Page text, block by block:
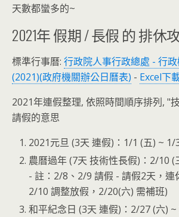
天數都蠻多的~
2021年 假期 / 長假 的 排休
標準行事曆: 行政院人事行政總處 - 行
(2021)(政府機關辦公日曆表) - Excel下
2021年連假整理, 依照時間順序排列, "
請假的意思
2021元旦 (3天 連假)：1/1 (五) ~ 1/
農曆過年 (7天 技術性長假)：2/10 (
- 註：2/8、2/9 請假 - 請假2天，連
2/10 調整放假，2/20(六) 需補班)
和平紀念日 (3天 連假)：2/27 (六)